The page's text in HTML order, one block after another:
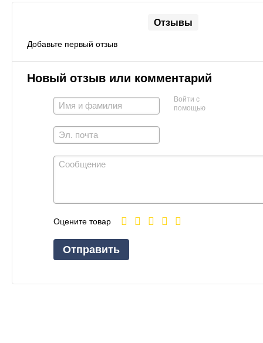
Отзывы
Добавьте первый отзыв
Новый отзыв или комментарий
Войти с
помощью
Оцените товар
Отправить